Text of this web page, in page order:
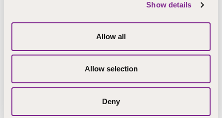
Show details
Allow all
Allow selection
Deny
Pieksämäki, Kuopio ja Ruokolahti: Pauliina Ehnqvist
opettaja
Anu Thil
opettaja